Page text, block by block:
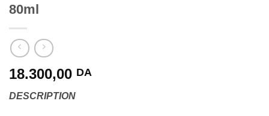
80ml
18.300,00 DA
DESCRIPTION